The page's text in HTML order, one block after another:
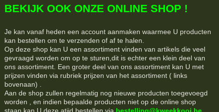
BEKIJK OOK ONZE ONLINE SHOP !
Je kan vanaf heden een account aanmaken waarmee U producten
kan bestellen om te verzenden of af te halen.
Op deze shop kan U een assortiment vinden van artikels die veel
gevraagd worden om op te sturen,dit is echter een klein deel van
ons assortiment. Een groter deel van ons assortiment kan U met
prijzen vinden via rubriek prijzen van het assortiment ( links
bovenaan) .
Aan de shop zullen regelmatig nog nieuwe producten toegevoegd
worden , en indien bepaalde producten niet op de online shop